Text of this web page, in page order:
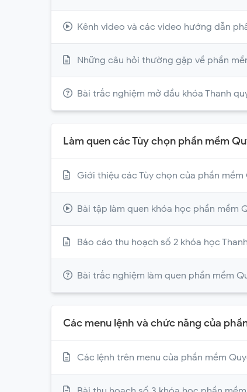
Kênh video và các video hướng dẫn
Những câu hỏi thường gặp về phần
Bài trắc nghiệm mở đầu khóa Thanh
Làm quen các Tùy chọn phần mềm
Giới thiệu các Tùy chọn của phần
Bài tập làm quen khóa học phần mềm
Báo cáo thu hoạch số 2 khóa học
Bài trắc nghiệm làm quen phần mềm
Các menu lệnh và chức năng của
Các lệnh trên menu của phần mềm